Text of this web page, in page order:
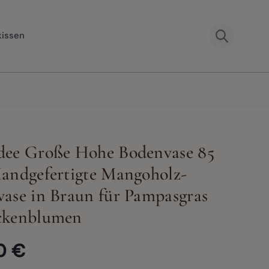
image
View larger imageView larger image
View larger image
Große Hohe Bodenvase 85
Mangoholz-
in Braun für Pampasgras
€